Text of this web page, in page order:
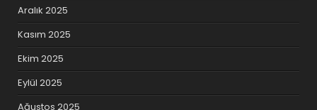
Aralık 2025
Kasım 2025
Ekim 2025
Eylül 2025
Ağustos 2025